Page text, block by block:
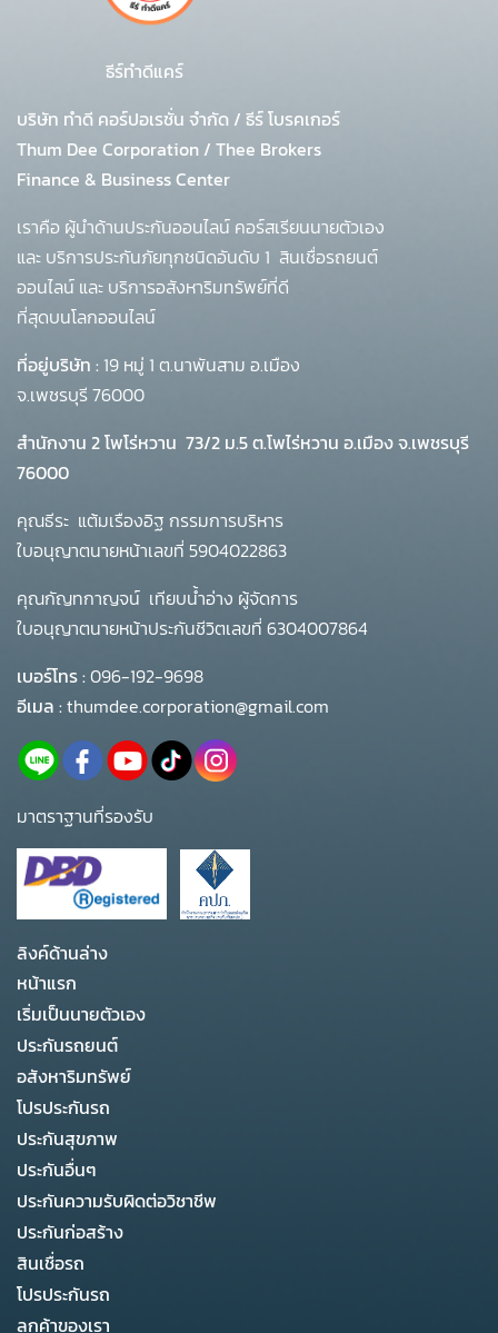
ธีร์ทำดีแคร์
บริษัท ทำดี คอร์ปอเรชั่น จำกัด / ธีร์ โบรคเกอร์
Thum Dee Corporation / Thee Brokers
Finance & Business Center
เราคือ ผู้นำด้านประกันออนไลน์ คอร์สเรียนนายตัวเอง
และ บริการประกันภัยทุกชนิดอันดับ 1 สินเชื่อรถยนต์
ออนไลน์ และ บริการอสังหาริมทรัพย์ที่ดี
ที่สุดบนโลกออนไลน์
ที่อยู่บริษัท : 19 หมู่ 1 ต.นาพันสาม อ.เมือง
จ.เพชรบุรี 76000
สำนักงาน 2 โพโร่หวาน 73/2 ม.5 ต.โพไร่หวาน อ.เมือง จ.เพชรบุรี
76000
คุณธีระ แต้มเรืองอิฐ กรรมการบริหาร
ใบอนุญาตนายหน้าเลขที่ 5904022863
คุณกัญทกาญจน์ เทียบน้ำอ่าง ผู้จัดการ
ใบอนุญาตนายหน้าประกันชีวิตเลขที่ 6304007864
เบอร์โทร :096-192-9698
อีเมล :thumdee.corporation@gmail.com
มาตราฐานที่รองรับ
ลิงค์ด้านล่าง
หน้าแรก
เริ่มเป็นนายตัวเอง
ประกันรถยนต์
อสังหาริมทรัพย์
โปรประกันรถ
ประกันสุขภาพ
ประกันอื่นๆ
ประกันความรับผิดต่อวิชาชีพ
ประกันก่อสร้าง
สินเชื่อรถ
โปรประกันรถ
ลูกค้าของเรา